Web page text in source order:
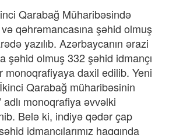
Qarabağ Müharibəsində
qəhrəmancasına şəhid olmuş
yazılıb. Azərbaycanın ərazi
şəhid olmuş 332 şəhid idmançı
monoqrafiyaya daxil edilib. Yeni
Qarabağ müharibəsinin
adlı monoqrafiya əvvəlki
Belə ki, indiyə qədər çap
idmançılarımız haqqında